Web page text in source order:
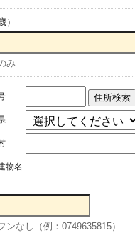
）
み
住所検索
物名
ンなし（例：0749635815）